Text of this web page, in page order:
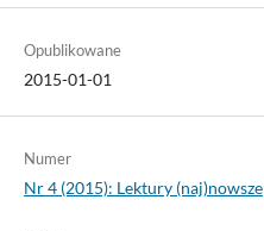
Opublikowane
2015-01-01
Numer
Nr 4 (2015): Lektury (naj)nowsze